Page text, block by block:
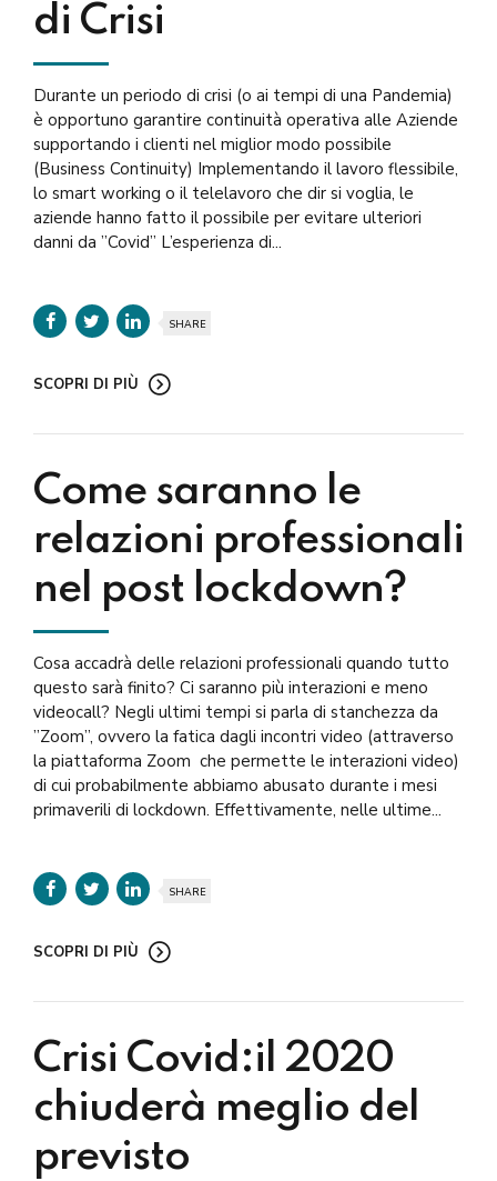
di Crisi
Durante un periodo di crisi (o ai tempi di una Pandemia)
è opportuno garantire continuità operativa alle Aziende
supportando i clienti nel miglior modo possibile
(Business Continuity) Implementando il lavoro flessibile,
lo smart working o il telelavoro che dir si voglia, le
aziende hanno fatto il possibile per evitare ulteriori
danni da ”Covid” L’esperienza di...
SHARE
SCOPRI DI PIÙ
Come saranno le
relazioni professionali
nel post lockdown?
Cosa accadrà delle relazioni professionali quando tutto
questo sarà finito? Ci saranno più interazioni e meno
videocall? Negli ultimi tempi si parla di stanchezza da
”Zoom”, ovvero la fatica dagli incontri video (attraverso
la piattaforma Zoom che permette le interazioni video)
di cui probabilmente abbiamo abusato durante i mesi
primaverili di lockdown. Effettivamente, nelle ultime...
SHARE
SCOPRI DI PIÙ
Crisi Covid:il 2020
chiuderà meglio del
previsto